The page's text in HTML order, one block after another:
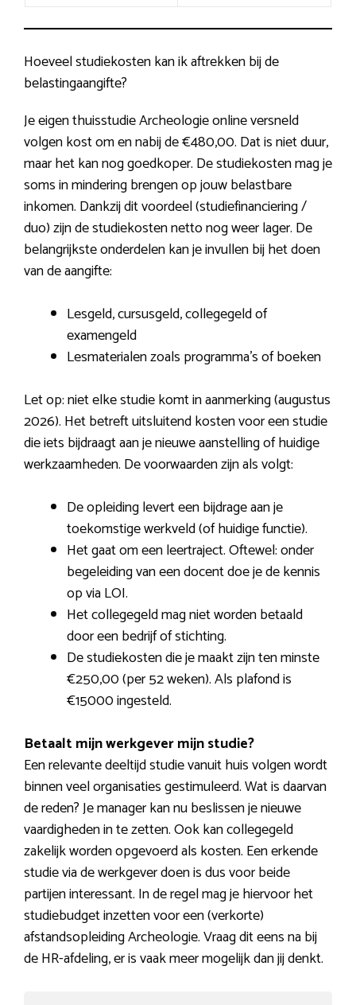
Hoeveel studiekosten kan ik aftrekken bij de
belastingaangifte?
Je eigen thuisstudie Archeologie online versneld
volgen kost om en nabij de €480,00. Dat is niet duur,
maar het kan nog goedkoper. De studiekosten mag je
soms in mindering brengen op jouw belastbare
inkomen. Dankzij dit voordeel (studiefinanciering /
duo) zijn de studiekosten netto nog weer lager. De
belangrijkste onderdelen kan je invullen bij het doen
van de aangifte:
Lesgeld, cursusgeld, collegegeld of
examengeld
Lesmaterialen zoals programma’s of boeken
Let op: niet elke studie komt in aanmerking (augustus
2026). Het betreft uitsluitend kosten voor een studie
die iets bijdraagt aan je nieuwe aanstelling of huidige
werkzaamheden. De voorwaarden zijn als volgt:
De opleiding levert een bijdrage aan je
toekomstige werkveld (of huidige functie).
Het gaat om een leertraject. Oftewel: onder
begeleiding van een docent doe je de kennis
op via LOI.
Het collegegeld mag niet worden betaald
door een bedrijf of stichting.
De studiekosten die je maakt zijn ten minste
€250,00 (per 52 weken). Als plafond is
€15000 ingesteld.
Betaalt mijn werkgever mijn studie?
Een relevante deeltijd studie vanuit huis volgen wordt
binnen veel organisaties gestimuleerd. Wat is daarvan
de reden? Je manager kan nu beslissen je nieuwe
vaardigheden in te zetten. Ook kan collegegeld
zakelijk worden opgevoerd als kosten. Een erkende
studie via de werkgever doen is dus voor beide
partijen interessant. In de regel mag je hiervoor het
studiebudget inzetten voor een (verkorte)
afstandsopleiding Archeologie. Vraag dit eens na bij
de HR-afdeling, er is vaak meer mogelijk dan jij denkt.